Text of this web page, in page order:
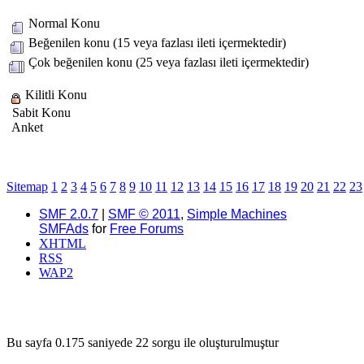
Normal Konu
Beğenilen konu (15 veya fazlası ileti içermektedir)
Çok beğenilen konu (25 veya fazlası ileti içermektedir)
Kilitli Konu
Sabit Konu
Anket
Sitemap 1 2 3 4 5 6 7 8 9 10 11 12 13 14 15 16 17 18 19 20 21 22 23
SMF 2.0.7
SMF © 2011, Simple Machines
SMFAds for Free Forums
XHTML
RSS
WAP2
Bu sayfa 0.175 saniyede 22 sorgu ile oluşturulmuştur